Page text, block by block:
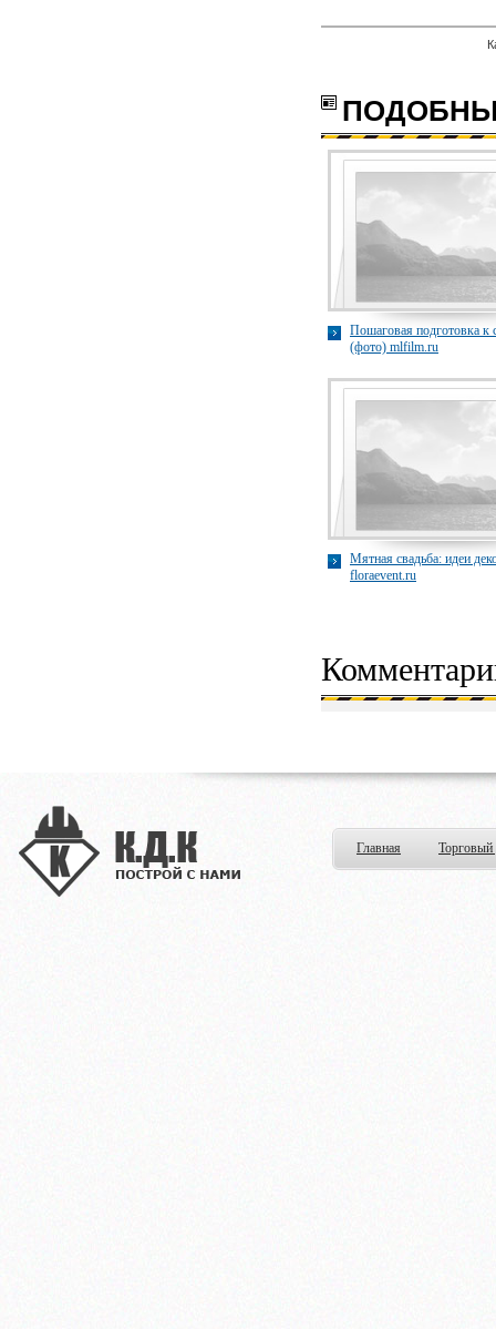
Пошаговая подготовка к
(фото) mlfilm.ru
Мятная свадьба: идеи
floraevent.ru
Главная